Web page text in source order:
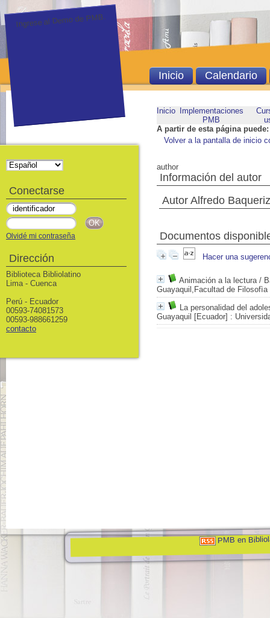
Inicio
Implementaciones
PMB
A partir de esta página puede:
Volver a la pantalla de inicio
author
Información del autor
Autor Alfredo
Documentos
Hacer una
Animación a la lectura/
Guayaquil,Facultad de Filosofìa
La personalidad del
Guayaquil [Ecuador] :
PMB en
Ingrese al Demo de PMB.
Inicio Calendario
Conectarse
Olvidé mi contraseña
Dirección
Biblioteca Bibliolatino
Lima - Cuenca
Perú - Ecuador
00593-74081573
00593-988661259
contacto